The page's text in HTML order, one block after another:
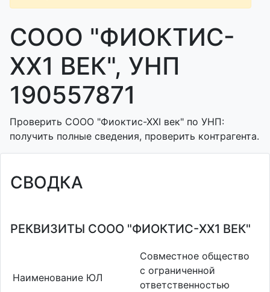
СООО "ФИОКТИС-
XX1 ВЕК", УНП
190557871
Проверить СООО "Фиоктис-ХХI век" по УНП:
получить полные сведения, проверить контрагента.
СВОДКА
РЕКВИЗИТЫ СООО "ФИОКТИС-XX1 ВЕК"
Наименование ЮЛ
Совместное общество
с ограниченной
ответственностью